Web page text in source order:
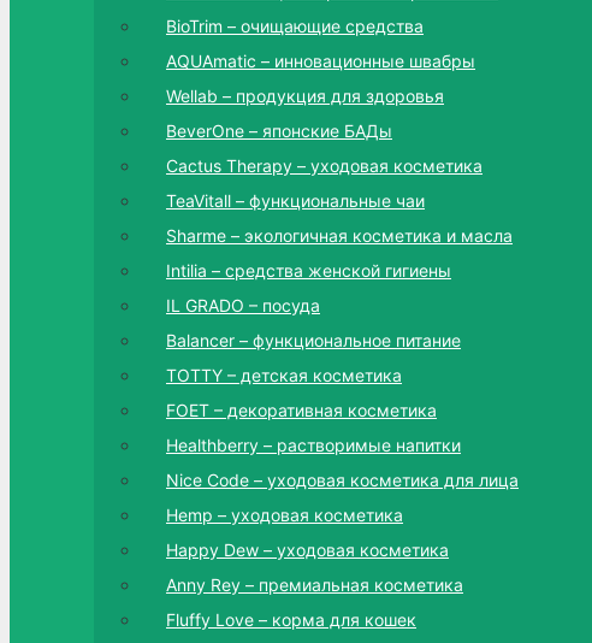
BioTrim – очищающие средства
AQUAmatic – инновационные швабры
Wellab – продукция для здоровья
BeverOne – японские БАДы
Cactus Therapy – уходовая косметика
TeaVitall – функциональные чаи
Sharme – экологичная косметика и масла
Intilia – средства женской гигиены
IL GRADO – посуда
Balancer – функциональное питание
TOTTY – детская косметика
FOET – декоративная косметика
Healthberry – растворимые напитки
Nice Code – уходовая косметика для лица
Hemp – уходовая косметика
Happy Dew – уходовая косметика
Anny Rey – премиальная косметика
Fluffy Love – корма для кошек